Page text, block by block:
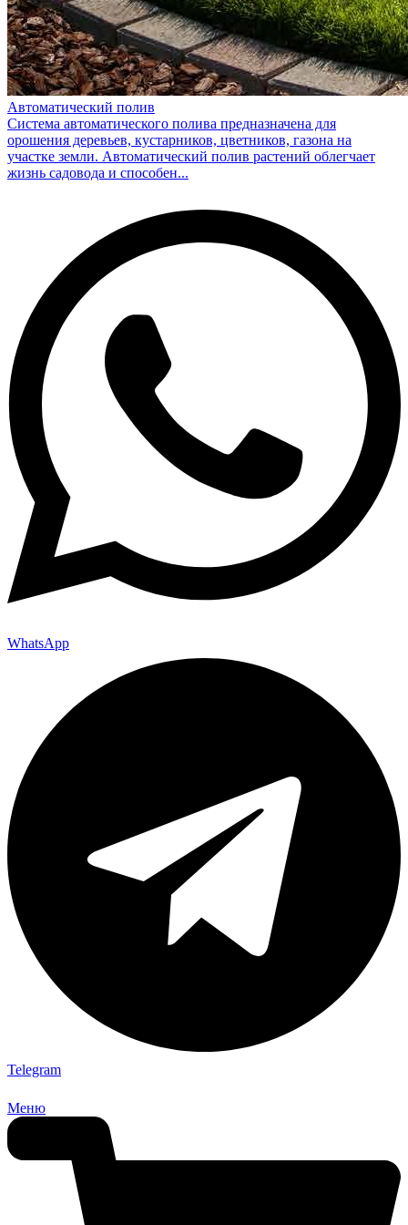
Автоматический полив
Система автоматического полива предназначена для
орошения деревьев, кустарников, цветников, газона на
участке земли. Автоматический полив растений облегчает
жизнь садовода и способен...
WhatsApp
Telegram
Меню